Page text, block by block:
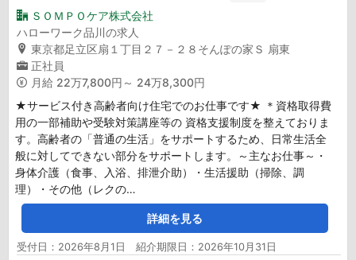
ＳＯＭＰＯケア株式会社
ハローワーク品川の求人
東京都足立区扇１丁目２７－２８そんぽの家Ｓ 扇東
正社員
月給 22万7,800円～ 24万8,300円
★サービス付き高齢者向け住宅でのお仕事です★ ＊資格取得費
用の一部補助や受験対策講座等の 資格支援制度を整えておりま
す。高齢者の「普通の生活」をサポートするため、日常生活全
般に対してできない部分をサポートします。～主なお仕事～・
身体介護（食事、入浴、排泄介助）・生活援助（掃除、調
理）・その他（レクの…
詳細を見る
受付日：2026年8月1日 紹介期限日：2026年10月31日